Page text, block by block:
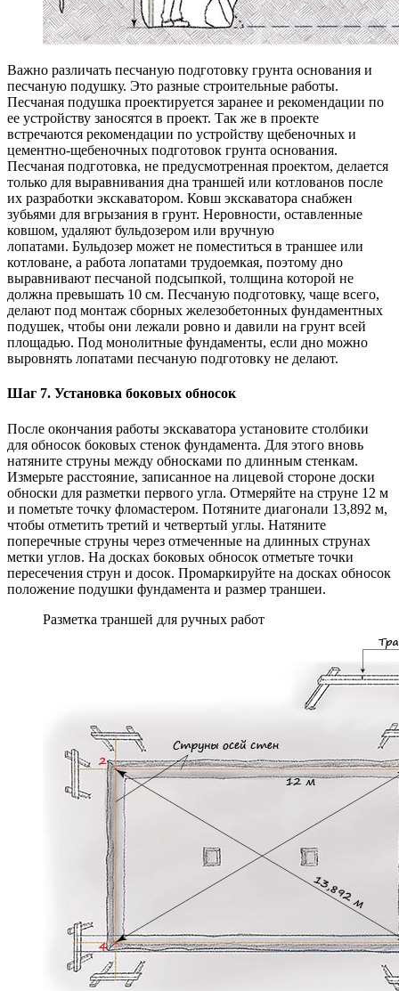
Важно различать песчаную подготовку грунта основания и
песчаную подушку. Это разные строительные работы.
Песчаная подушка проектируется заранее и рекомендации по
ее устройству заносятся в проект. Так же в проекте
встречаются рекомендации по устройству щебеночных и
цементно-щебеночных подготовок грунта основания.
Песчаная подготовка, не предусмотренная проектом, делается
только для выравнивания дна траншей или котлованов после
их разработки экскаватором. Ковш экскаватора снабжен
зубьями для вгрызания в грунт. Неровности, оставленные
ковшом, удаляют бульдозером или вручную
лопатами. Бульдозер может не поместиться в траншее или
котловане, а работа лопатами трудоемкая, поэтому дно
выравнивают песчаной подсыпкой, толщина которой не
должна превышать 10 см. Песчаную подготовку, чаще всего,
делают под монтаж сборных железобетонных фундаментных
подушек, чтобы они лежали ровно и давили на грунт всей
площадью. Под монолитные фундаменты, если дно можно
выровнять лопатами песчаную подготовку не делают.
Шаг 7. Установка боковых обносок
После окончания работы экскаватора установите столбики
для обносок боковых стенок фундамента. Для этого вновь
натяните струны между обносками по длинным стенкам.
Измерьте расстояние, записанное на лицевой стороне доски
обноски для разметки первого угла. Отмеряйте на струне 12 м
и пометьте точку фломастером. Потяните диагонали 13,892 м,
чтобы отметить третий и четвертый углы. Натяните
поперечные струны через отмеченные на длинных струнах
метки углов. На досках боковых обносок отметьте точки
пересечения струн и досок. Промаркируйте на досках обносок
положение подушки фундамента и размер траншеи.
Разметка траншей для ручных работ